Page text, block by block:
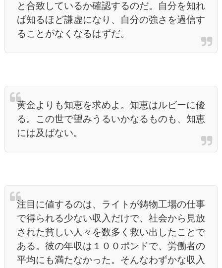
と合致しているか確認するのだ。自分を知れ
ば知るほど謙虚になり、自分の強さを過信す
ることがなくなるはずだ。
黄金よりも知恵を求めよ。知恵はルビーに優
る。この世で望みうるいかなるものも、知恵
には及ばない。
注目に値するのは、ライトが鋳物工場の仕事
で得られる少ない収入だけで、社会から見放
された貧しい人々を数多く救い出したことで
ある。彼の年収は１００ポンドで、労働者の
平均にも満たなかった。そんなわずかな収入